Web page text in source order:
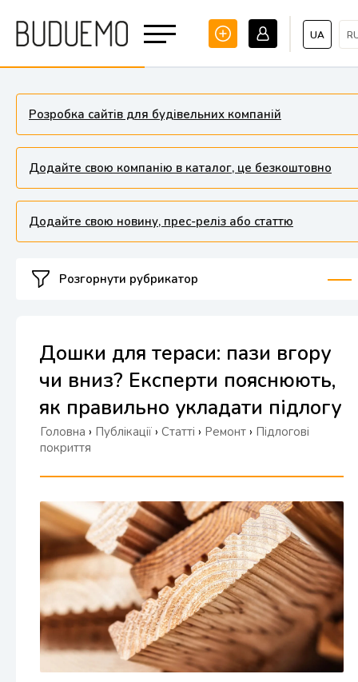
UA
Розробка сайтів для будівельних компаній
Додайте свою компанію в каталог, це безкоштовно
Додайте свою новину, прес-реліз або статтю
Розгорнути рубрикатор
Дошки для тераси: пази вгору
чи вниз? Експерти пояснюють,
як правильно укладати підлогу
Головна › Публікації › Статті › Ремонт › Підлогові
покриття